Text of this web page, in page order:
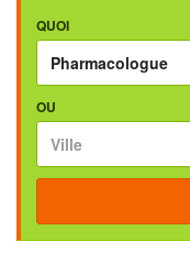
QUOI
OU